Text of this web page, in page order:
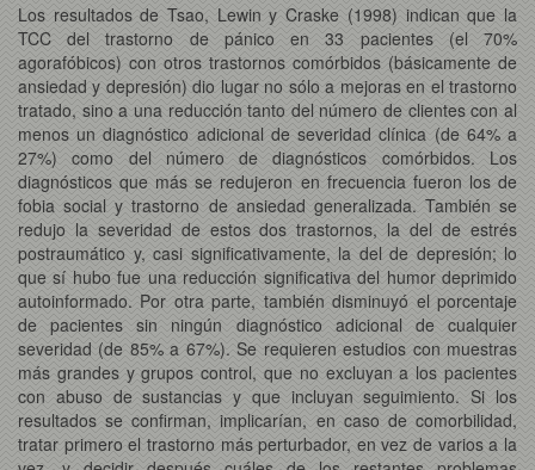
Los resultados de Tsao, Lewin y Craske (1998) indican que la
TCC del trastorno de pánico en 33 pacientes (el 70%
agorafóbicos) con otros trastornos comórbidos (básicamente de
ansiedad y depresión) dio lugar no sólo a mejoras en el trastorno
tratado, sino a una reducción tanto del número de clientes con al
menos un diagnóstico adicional de severidad clínica (de 64% a
27%) como del número de diagnósticos comórbidos. Los
diagnósticos que más se redujeron en frecuencia fueron los de
fobia social y trastorno de ansiedad generalizada. También se
redujo la severidad de estos dos trastornos, la del de estrés
postraumático y, casi significativamente, la del de depresión; lo
que sí hubo fue una reducción significativa del humor deprimido
autoinformado. Por otra parte, también disminuyó el porcentaje
de pacientes sin ningún diagnóstico adicional de cualquier
severidad (de 85% a 67%). Se requieren estudios con muestras
más grandes y grupos control, que no excluyan a los pacientes
con abuso de sustancias y que incluyan seguimiento. Si los
resultados se confirman, implicarían, en caso de comorbilidad,
tratar primero el trastorno más perturbador, en vez de varios a la